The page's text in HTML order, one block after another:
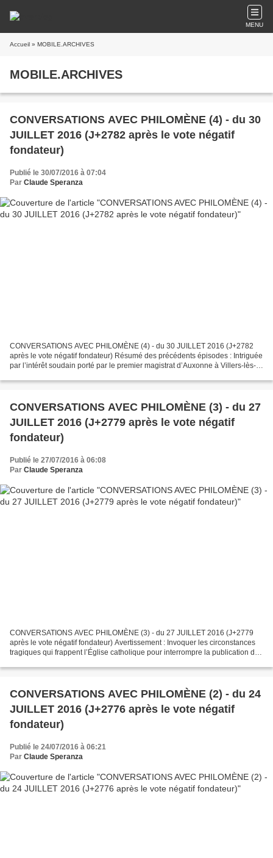
MENU
Accueil » MOBILE.ARCHIVES
MOBILE.ARCHIVES
CONVERSATIONS AVEC PHILOMÈNE (4) - du 30
JUILLET 2016 (J+2782 après le vote négatif
fondateur)
Publié le 30/07/2016 à 07:04
Par Claude Speranza
CONVERSATIONS AVEC PHILOMÈNE (4) - du 30 JUILLET 2016 (J+2782
après le vote négatif fondateur) Résumé des précédents épisodes : Intriguée
par l’intérêt soudain porté par le premier magistrat d’Auxonne à Villers-lès-
CONVERSATIONS AVEC PHILOMÈNE (3) - du 27
JUILLET 2016 (J+2779 après le vote négatif
fondateur)
Publié le 27/07/2016 à 06:08
Par Claude Speranza
CONVERSATIONS AVEC PHILOMÈNE (3) - du 27 JUILLET 2016 (J+2779
après le vote négatif fondateur) Avertissement : Invoquer les circonstances
tragiques qui frappent l’Église catholique pour interrompre la publication de
CONVERSATIONS AVEC PHILOMÈNE (2) - du 24
JUILLET 2016 (J+2776 après le vote négatif
fondateur)
Publié le 24/07/2016 à 06:21
Par Claude Speranza